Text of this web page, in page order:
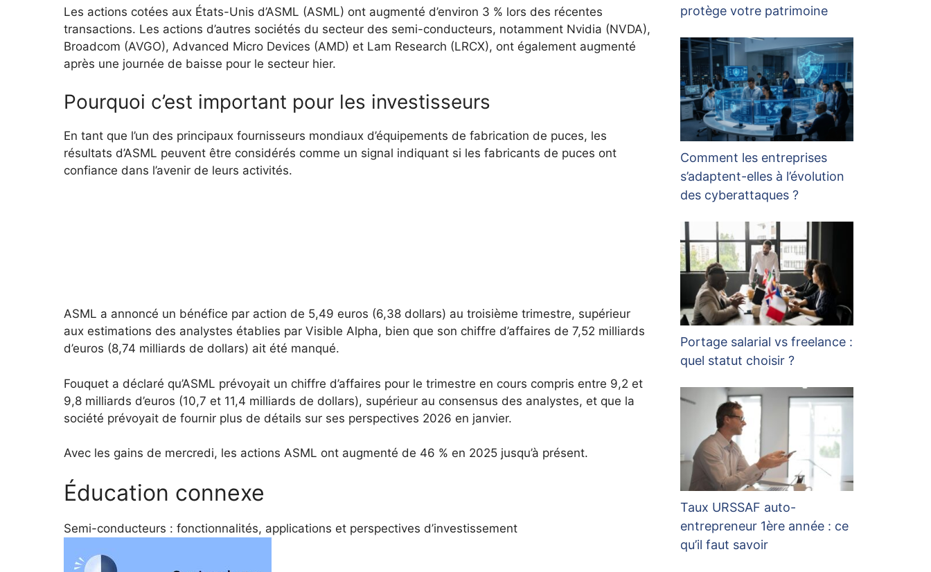
Les actions cotées aux États-Unis d’ASML (ASML) ont augmenté d’environ 3 % lors des récentes
transactions. Les actions d’autres sociétés du secteur des semi-conducteurs, notamment Nvidia (NVDA),
Broadcom (AVGO), Advanced Micro Devices (AMD) et Lam Research (LRCX), ont également augmenté
après une journée de baisse pour le secteur hier.
Pourquoi c’est important pour les investisseurs
En tant que l’un des principaux fournisseurs mondiaux d’équipements de fabrication de puces, les
résultats d’ASML peuvent être considérés comme un signal indiquant si les fabricants de puces ont
confiance dans l’avenir de leurs activités.
ASML a annoncé un bénéfice par action de 5,49 euros (6,38 dollars) au troisième trimestre, supérieur
aux estimations des analystes établies par Visible Alpha, bien que son chiffre d’affaires de 7,52 milliards
d’euros (8,74 milliards de dollars) ait été manqué.
Fouquet a déclaré qu’ASML prévoyait un chiffre d’affaires pour le trimestre en cours compris entre 9,2 et
9,8 milliards d’euros (10,7 et 11,4 milliards de dollars), supérieur au consensus des analystes, et que la
société prévoyait de fournir plus de détails sur ses perspectives 2026 en janvier.
Avec les gains de mercredi, les actions ASML ont augmenté de 46 % en 2025 jusqu’à présent.
Éducation connexe
Semi-conducteurs : fonctionnalités, applications et perspectives d’investissement
protège votre patrimoine
Comment les entreprises
s’adaptent-elles à l’évolution
des cyberattaques ?
Portage salarial vs freelance :
quel statut choisir ?
Taux URSSAF auto-
entrepreneur 1ère année : ce
qu’il faut savoir